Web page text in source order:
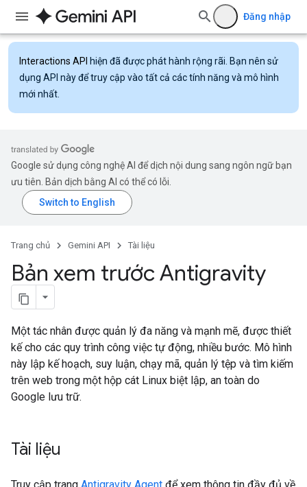
Đăng nhập
Interactions API hiện đã được phát hành rộng rãi. Bạn nên sử
dụng API này để truy cập vào tất cả các tính năng và mô hình
mới nhất.
Google sử dụng công nghệ AI để dịch nội dung sang ngôn ngữ bạn
ưu tiên. Bản dịch bằng AI có thể có lỗi.
Trang chủ Gemini API Tài liệu
Bản xem trước Antigravity
Một tác nhân được quản lý đa năng và mạnh mẽ, được thiết
kế cho các quy trình công việc tự động, nhiều bước. Mô hình
này lập kế hoạch, suy luận, chạy mã, quản lý tệp và tìm kiếm
trên web trong một hộp cát Linux biệt lập, an toàn do
Google lưu trữ.
Tài liệu